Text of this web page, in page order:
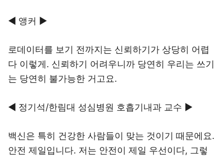
◀ 앵커 ▶
로데이터를 보기 전까지는 신뢰하기가 상당히 어렵
다 이렇게. 신뢰하기 어려우니까 당연히 우리는 쓰기
는 당연히 불가능한 거고요.
◀ 정기석/한림대 성심병원 호흡기내과 교수 ▶
백신은 특히 건강한 사람들이 맞는 것이기 때문에요.
안전 제일입니다. 저는 안전이 제일 우선이다, 그렇